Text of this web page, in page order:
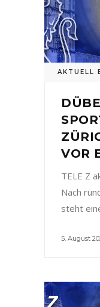
AKTUELL
VOR
TELE Z
Nach
steht
5. August